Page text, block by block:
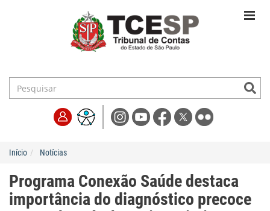
Início Notícias
Programa Conexão Saúde destaca
importância do diagnóstico precoce